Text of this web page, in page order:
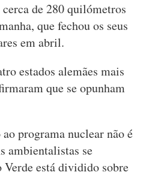
de 280 quilómetros
que fechou os seus
em abril.
estados alemães mais
que se opunham
programa nuclear não é
ambientalistas se
está dividido sobre